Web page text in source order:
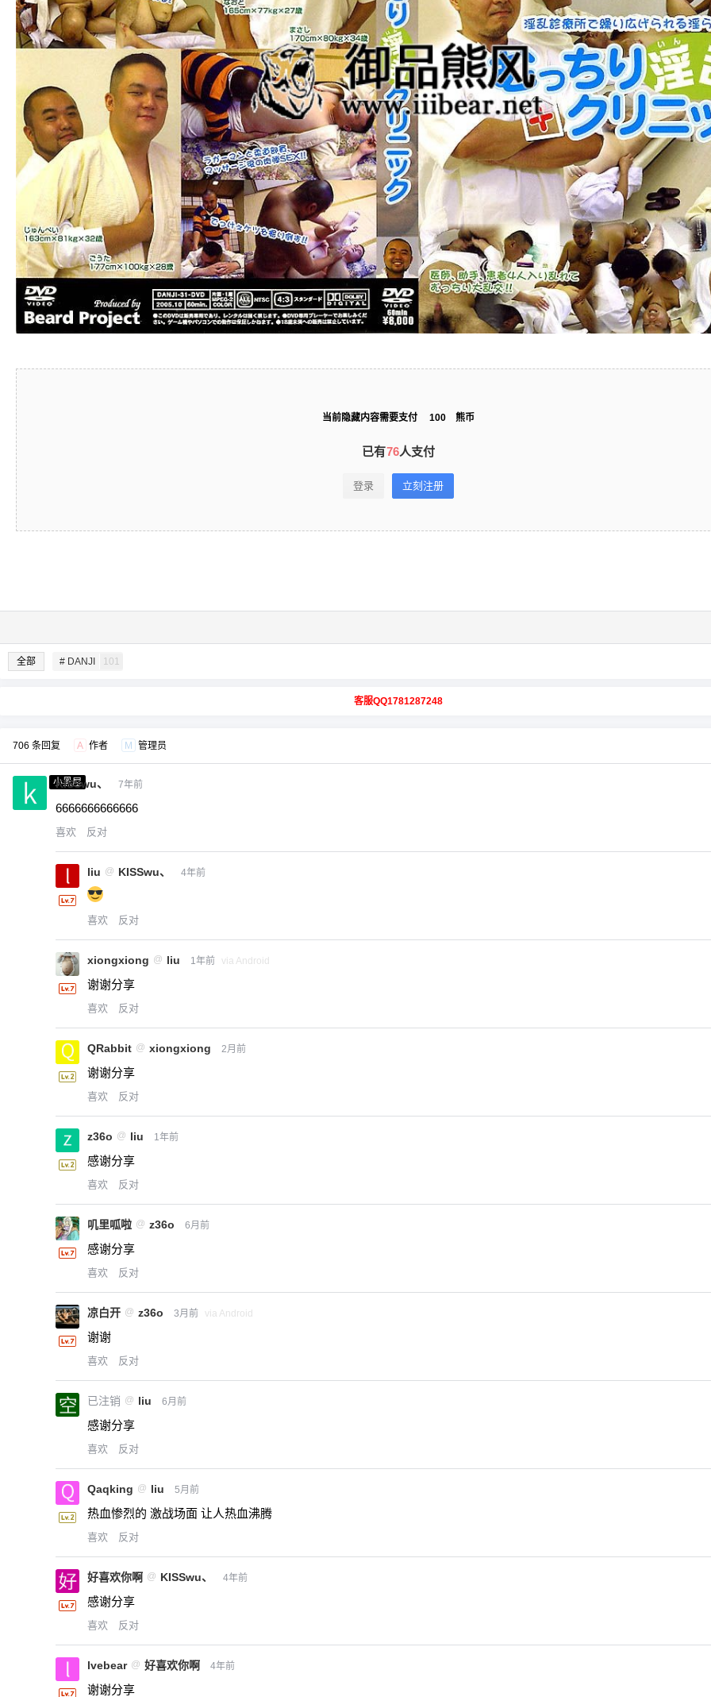
当前隐藏内容需要支付 100 熊币
已有76人支付
登录 立刻注册
全部 # DANJI 101
客服QQ1781287248
706 条回复 A 作者 M 管理员
小黑屋
KISSwu、 7年前
6666666666666
喜欢 反对
liu @ KISSwu、 4年前
喜欢 反对
xiongxiong @ liu 1年前 via Android
谢谢分享
喜欢 反对
QRabbit @ xiongxiong 2月前
谢谢分享
喜欢 反对
z36o @ liu 1年前
感谢分享
喜欢 反对
叽里呱啦 @ z36o 6月前
感谢分享
喜欢 反对
凉白开 @ z36o 3月前 via Android
谢谢
喜欢 反对
已注销 @ liu 6月前
感谢分享
喜欢 反对
Qaqking @ liu 5月前
热血惨烈的 激战场面 让人热血沸腾
喜欢 反对
好喜欢你啊 @ KISSwu、 4年前
感谢分享
喜欢 反对
lvebear @ 好喜欢你啊 4年前
谢谢分享